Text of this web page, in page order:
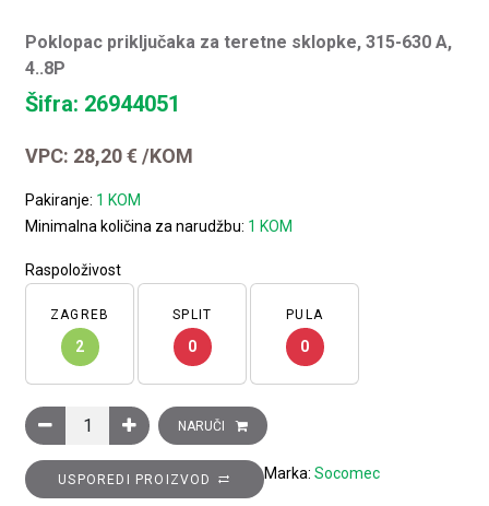
Poklopac priključaka za teretne sklopke, 315-630 A,
4..8P
Šifra: 26944051
VPC: 28,20€ /KOM
Pakiranje: 1 KOM
Minimalna količina za narudžbu: 1 KOM
Raspoloživost
ZAGREB
2
SPLIT
0
PULA
0
Poklopac priključaka za teretne sklopke, 315-630 A, 4..8P
NARUČI
USPOREDI PROIZVOD Marka: Socomec